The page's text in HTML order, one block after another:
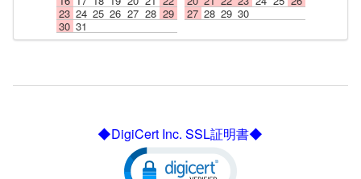
23 24 25 26 27 28 29
30 31
27 28 29 30
◆DigiCert Inc. SSL証明書◆